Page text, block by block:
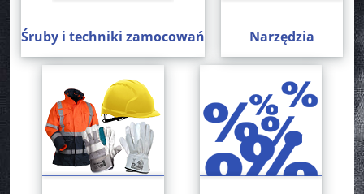
Śruby i techniki zamocowań Narzędzia